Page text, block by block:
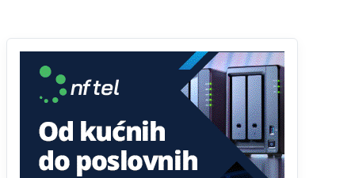
tehnologijama, čak 33,4% domaćinstava u BiH
uopšte nema pristup računaru bilo koje vrste
(desktop, laptop ili tablet
Анонимно2818605
11:34
Najveći dio populacije starije od 65 godina
uopšte ne koristi internet, niti ima pristup
računarima